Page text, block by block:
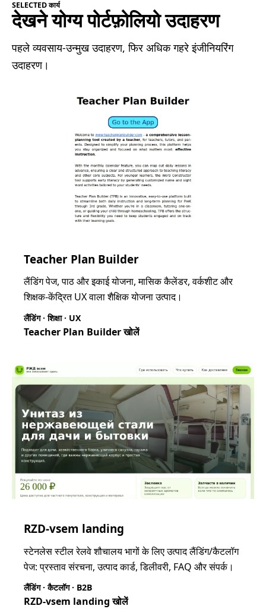
SELECTED कार्य
देखने योग्य पोर्टफ़ोलियो उदाहरण
पहले व्यवसाय-उन्मुख उदाहरण, फिर अधिक गहरे इंजीनियरिंग
उदाहरण।
Teacher Plan Builder
लैंडिंग पेज, पाठ और इकाई योजना, मासिक कैलेंडर, वर्कशीट और
शिक्षक-केंद्रित UX वाला शैक्षिक योजना उत्पाद।
लैंडिंग · शिक्षा · UX
Teacher Plan Builder खोलें
RZD-vsem landing
स्टेनलेस स्टील रेलवे शौचालय भागों के लिए उत्पाद लैंडिंग/कैटलॉग
पेज: प्रस्ताव संरचना, उत्पाद कार्ड, डिलीवरी, FAQ और संपर्क।
लैंडिंग · कैटलॉग · B2B
RZD-vsem landing खोलें